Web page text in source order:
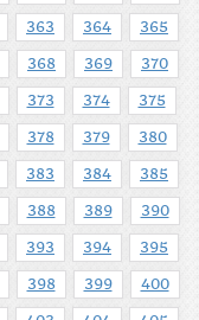
363 364 365
368 369 370
373 374 375
378 379 380
383 384 385
388 389 390
393 394 395
398 399 400